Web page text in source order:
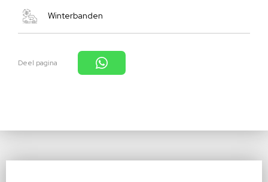
Winterbanden
Deel pagina